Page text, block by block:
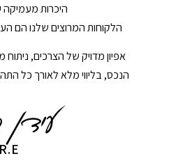
היכרות
הלקוחות המרוצים שלנו הם
אפיון מדויק של הצרכים,
הנכס, בליווי מלא לאורך כל